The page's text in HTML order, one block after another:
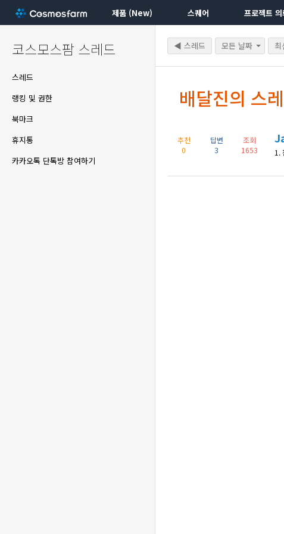
제품 (New) 스퀘어 프로젝트 의
코스모스팜 스레드
스레드
랭킹 및 권한
북마크
휴지통
카카오톡 단톡방 참여하기
◀ 스레드 모든 날짜 최
배달진의 스
추천
0
답변
3
조회
1653